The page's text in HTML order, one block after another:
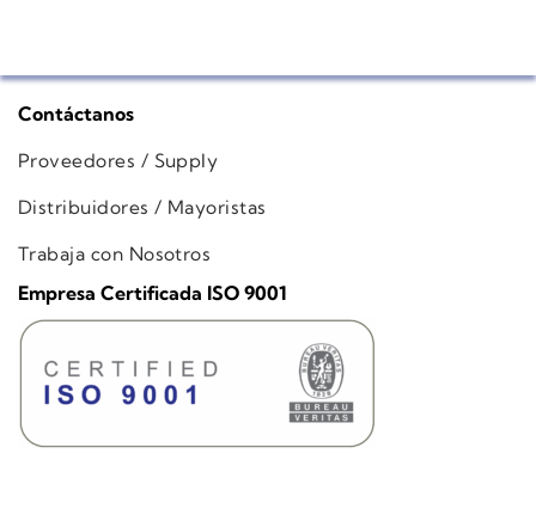
Contáctanos
Proveedores / Supply
Distribuidores / Mayoristas
Trabaja con Nosotros
Empresa Certificada ISO 9001